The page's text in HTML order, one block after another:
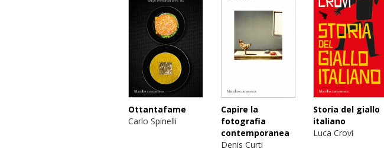
Ottantafame
Carlo Spinelli
Capire la
fotografia
contemporanea
Denis Curti
Storia del giallo
italiano
Luca Crovi